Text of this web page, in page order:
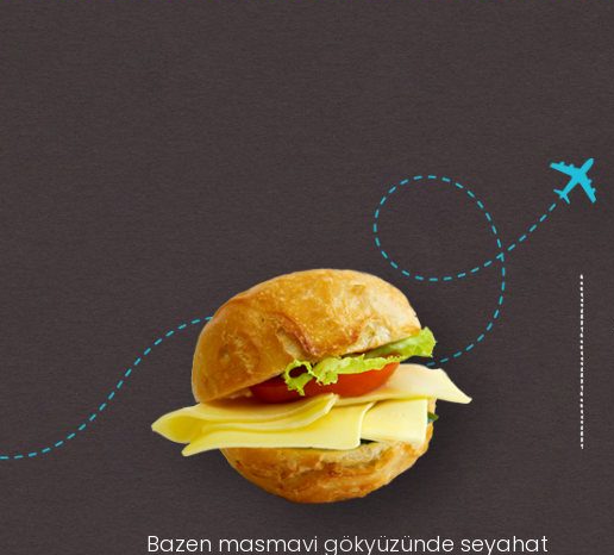
Bazen masmavi gökyüzünde seyahat